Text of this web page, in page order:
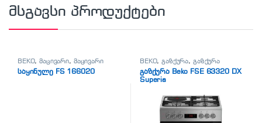
მსგავსი პროდუქტები
BEKO,მაცივარი, მაცივარი
საყინულე FS 166020
BEKO,გაზქურა, გაზქურა
გაზქურა Beko FSE 63320 DX
Superia